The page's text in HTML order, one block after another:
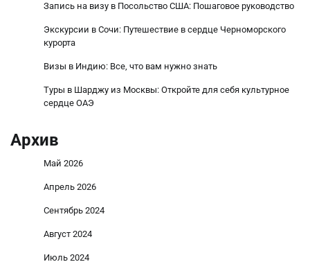
Запись на визу в Посольство США: Пошаговое руководство
Экскурсии в Сочи: Путешествие в сердце Черноморского
курорта
Визы в Индию: Все, что вам нужно знать
Туры в Шарджу из Москвы: Откройте для себя культурное
сердце ОАЭ
Архив
Май 2026
Апрель 2026
Сентябрь 2024
Август 2024
Июль 2024